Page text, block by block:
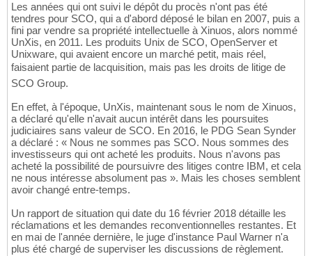
Les années qui ont suivi le dépôt du procès n'ont pas été
tendres pour SCO, qui a d'abord déposé le bilan en 2007, puis a
fini par vendre sa propriété intellectuelle à Xinuos, alors nommé
UnXis, en 2011. Les produits Unix de SCO, OpenServer et
Unixware, qui avaient encore un marché petit, mais réel,
faisaient partie de lacquisition, mais pas les droits de litige de
SCO Group.
En effet, à l'époque, UnXis, maintenant sous le nom de Xinuos,
a déclaré qu'elle n'avait aucun intérêt dans les poursuites
judiciaires sans valeur de SCO. En 2016, le PDG Sean Synder
a déclaré : « Nous ne sommes pas SCO. Nous sommes des
investisseurs qui ont acheté les produits. Nous n'avons pas
acheté la possibilité de poursuivre des litiges contre IBM, et cela
ne nous intéresse absolument pas ». Mais les choses semblent
avoir changé entre-temps.
Un rapport de situation qui date du 16 février 2018 détaille les
réclamations et les demandes reconventionnelles restantes. Et
en mai de l'année dernière, le juge d'instance Paul Warner n'a
plus été chargé de superviser les discussions de règlement.